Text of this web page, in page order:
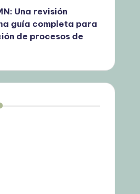
Una revisión
guía completa para
de procesos de